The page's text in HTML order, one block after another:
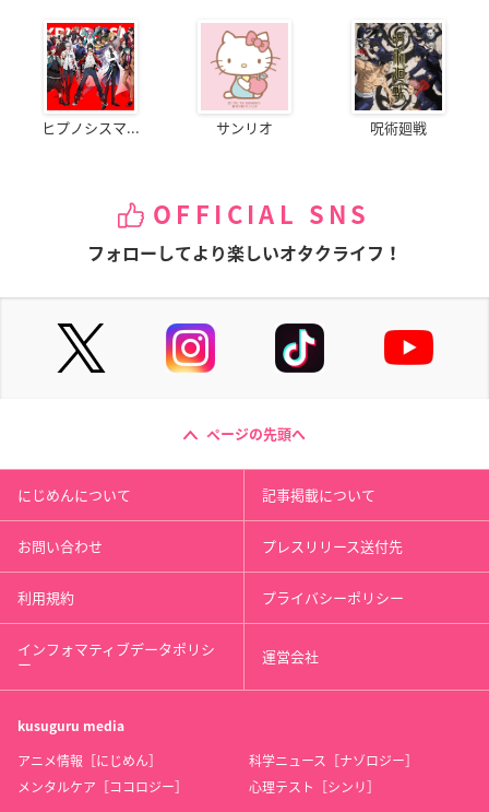
ヒプノシスマ... サンリオ 呪術廻戦
OFFICIAL SNS
フォローしてより楽しいオタクライフ！
ページの先頭へ
にじめんについて 記事掲載について
お問い合わせ プレスリリース送付先
利用規約 プライバシーポリシー
インフォマティブデータポリシ
ー 運営会社
kusuguru media
アニメ情報［にじめん］
科学ニュース［ナゾロジー］
メンタルケア［ココロジー］
心理テスト［シンリ］